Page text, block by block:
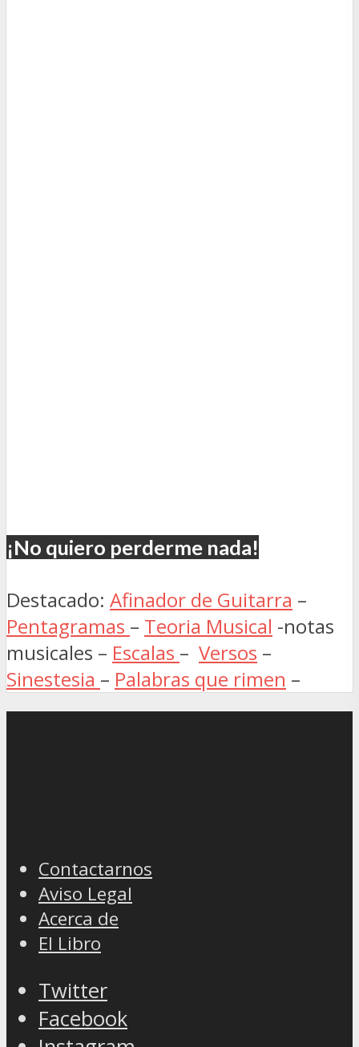
¡No quiero perderme nada!
Destacado: Afinador de Guitarra –
Pentagramas – Teoria Musical -notas
musicales – Escalas – Versos –
Sinestesia – Palabras que rimen –
Contactarnos
Aviso Legal
Acerca de
El Libro
Twitter
Facebook